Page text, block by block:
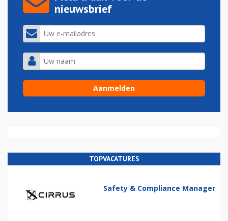
nieuwsbrief
TOPVACATURES
Safety & Compliance Manager